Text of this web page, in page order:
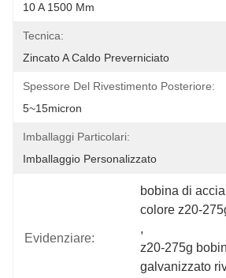
10 A 1500 Mm
Tecnica:
Zincato A Caldo Preverniciato
Spessore Del Rivestimento Posteriore:
5~15micron
Imballaggi Particolari:
Imballaggio Personalizzato
Evidenziare:
bobina di
colore z20-
,
z20-275g
galvanizzato